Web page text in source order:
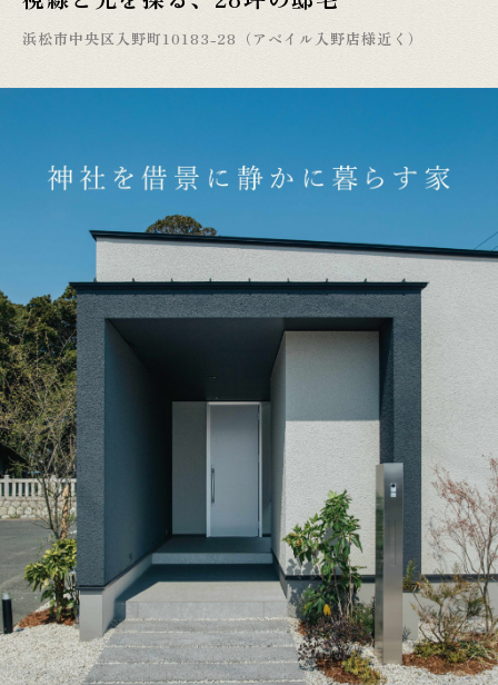
浜松市中央区入野町10183-28（アベイル入野店様近く）